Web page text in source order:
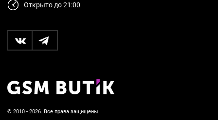
© 2010 - 2026. Все права защищены.
Открыто до 21:00